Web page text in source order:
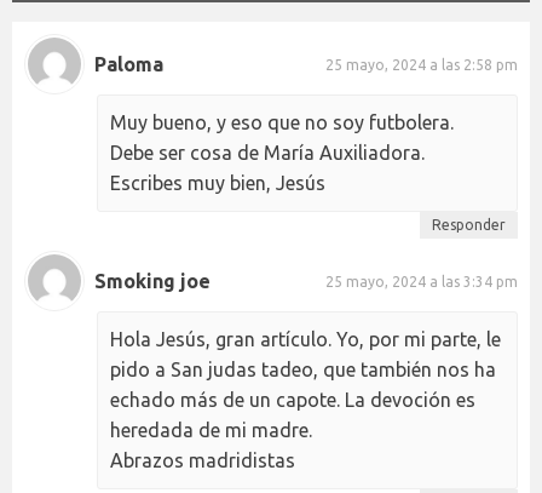
Paloma 25 mayo, 2024 a las 2:58 pm
Muy bueno, y eso que no soy futbolera.
Debe ser cosa de María Auxiliadora.
Escribes muy bien, Jesús
Responder
Smoking joe 25 mayo, 2024 a las 3:34 pm
Hola Jesús, gran artículo. Yo, por mi parte, le
pido a San judas tadeo, que también nos ha
echado más de un capote. La devoción es
heredada de mi madre.
Abrazos madridistas